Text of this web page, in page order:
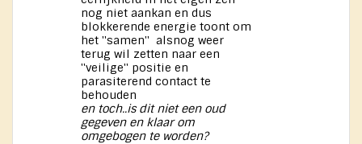
nog niet aankan en dus
blokkerende energie toont om
het ''samen'' alsnog weer
terug wil zetten naar een
''veilige'' positie en
parasiterend contact te
behouden
en toch..is dit niet een oud
gegeven en klaar om
omgebogen te worden?